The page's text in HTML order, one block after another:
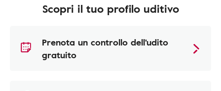
Scopri il tuo profilo uditivo
Prenota un controllo dell'udito
gratuito